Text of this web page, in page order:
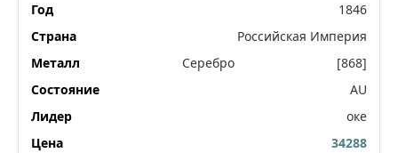
1846
Российская Империя
Серебро
[868]
AU
оке
34288